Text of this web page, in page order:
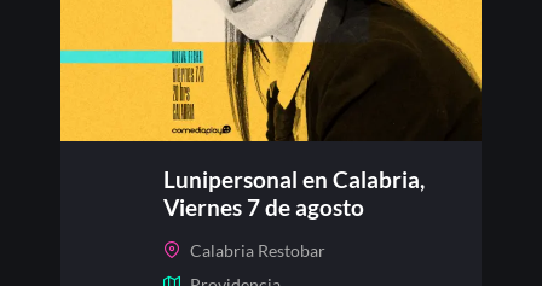
Lunipersonal en Calabria,
Viernes 7 de agosto
Calabria Restobar